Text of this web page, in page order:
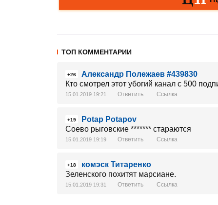
ТОП КОММЕНТАРИИ
+26
Александр Полежаев #439830
Кто смотрел этот убогий канал с 500
15.01.2019 19:21 Ответить Ссылка
+19
Potap Potapov
Соево рыговские ******* стараются
15.01.2019 19:19 Ответить Ссылка
+18
комэск Титаренко
Зеленского похитят марсиане.
15.01.2019 19:31 Ответить Ссылка